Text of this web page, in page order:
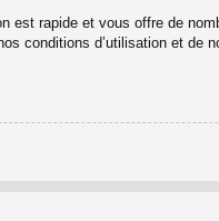
est rapide et vous offre de
conditions d’utilisation et